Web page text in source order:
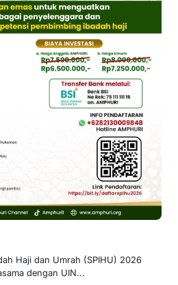
Haji dan Umrah (SPIHU) 2026
dengan UIN...